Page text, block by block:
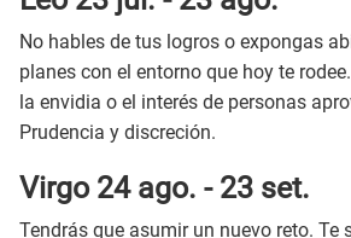
No hables de tus logros o expongas
planes con el entorno que hoy te
la envidia o el interés de personas
Prudencia y discreción.
Virgo 24 ago. - 23 set.
Tendrás que asumir un nuevo reto. Te